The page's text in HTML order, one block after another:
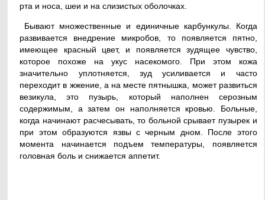
рта и носа, шеи и на слизистых оболочках.
Бывают множественные и единичные карбункулы. Когда
развивается внедрение микробов, то появляется пятно,
имеющее красный цвет, и появляется зудящее чувство,
которое похоже на укус насекомого. При этом кожа
значительно уплотняется, зуд усиливается и часто
переходит в жжение, а на месте пятнышка, может развиться
везикула, это пузырь, который наполнен серозным
содержимым, а затем он наполняется кровью. Больные,
когда начинают расчесывать, то больной срывает пузырек и
при этом образуются язвы с черным дном. После этого
момента начинается подъем температуры, появляется
головная боль и снижается аппетит.